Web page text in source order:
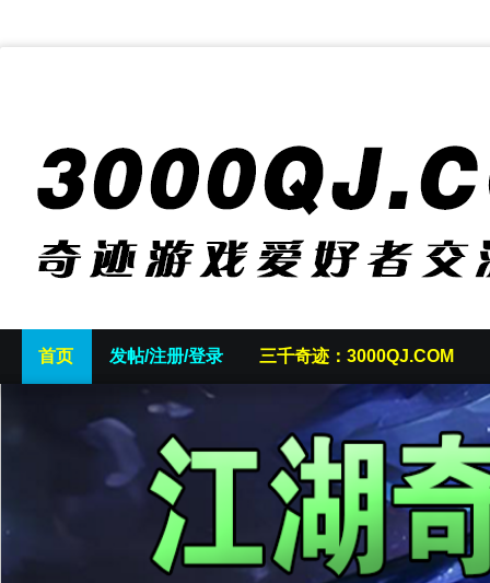
首页 发帖/注册/登录 三千奇迹：3000QJ.COM